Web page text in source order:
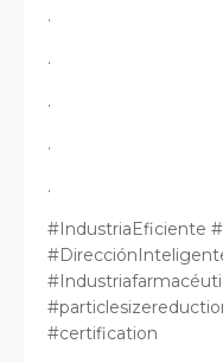
.
.
.
.
.
#IndustriaEficiente
#certification